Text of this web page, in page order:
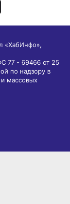
«ХабИнфо»,
77 - 69466 от 25
по надзору в
массовых